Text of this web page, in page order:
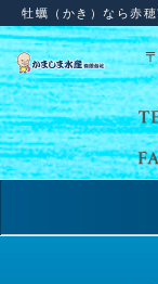
牡蠣（かき）なら赤